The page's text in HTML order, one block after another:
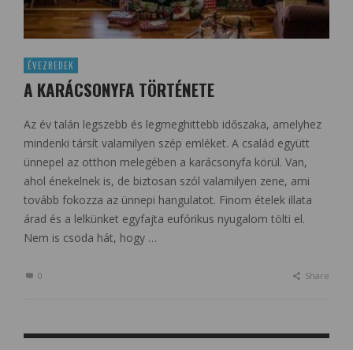
ÉVEZREDEK
A KARÁCSONYFA TÖRTÉNETE
Az év talán legszebb és legmeghittebb időszaka, amelyhez
mindenki társít valamilyen szép emléket. A család együtt
ünnepel az otthon melegében a karácsonyfa körül. Van,
ahol énekelnek is, de biztosan szól valamilyen zene, ami
tovább fokozza az ünnepi hangulatot. Finom ételek illata
árad és a lelkünket egyfajta eufórikus nyugalom tölti el.
Nem is csoda hát, hogy …
0 Share